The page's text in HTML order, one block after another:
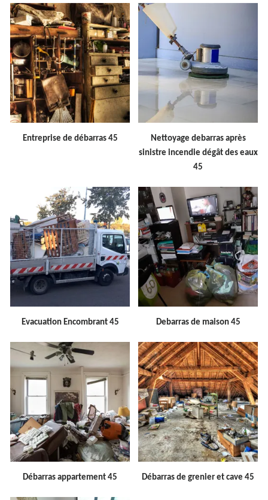
Entreprise de débarras 45
Nettoyage debarras après
sinistre incendie dégât des eaux
45
Evacuation Encombrant 45 Debarras de maison 45
Débarras appartement 45 Débarras de grenier et cave 45